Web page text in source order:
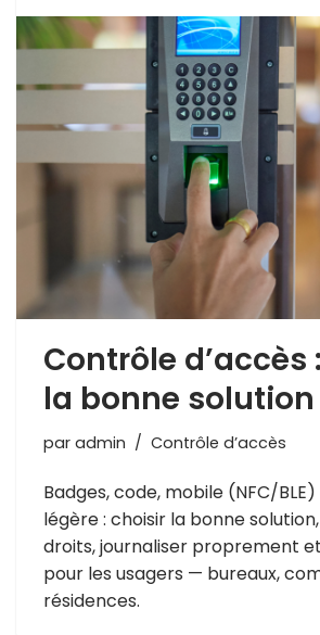
Contrôle d’accès
la bonne solution
par admin Contrôle d’accès
Badges, code, mobile (NFC/
légère : choisir la bonne
droits, journaliser proprement
pour les usagers — bureaux,
résidences.